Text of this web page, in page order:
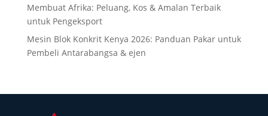
Membuat Afrika: Peluang, Kos & Amalan Terbaik
untuk Pengeksport
Mesin Blok Konkrit Kenya 2026: Panduan Pakar untuk
Pembeli Antarabangsa & ejen